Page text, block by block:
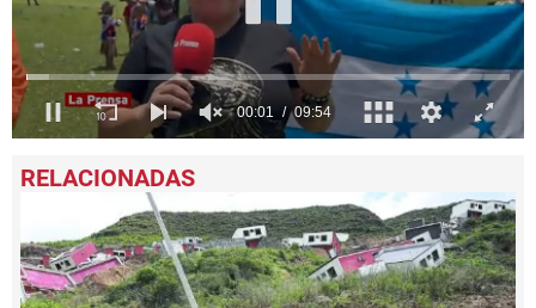
seconds
of
54
seconds